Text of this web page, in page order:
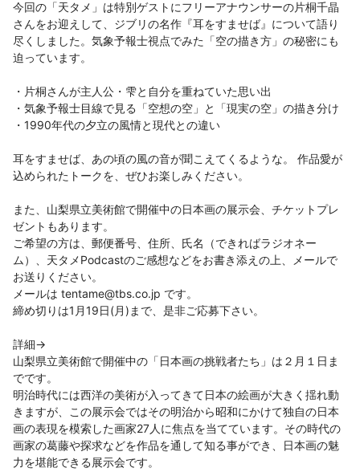
今回の「天タメ」は特別ゲストにフリーアナウンサーの片桐千晶
さんをお迎えして、ジブリの名作『耳をすませば』について語り
尽くしました。気象予報士視点でみた「空の描き方」の秘密にも
迫っています。
・片桐さんが主人公・雫と自分を重ねていた思い出
・気象予報士目線で見る「空想の空」と「現実の空」の描き分け
・1990年代の夕立の風情と現代との違い
耳をすませば、あの頃の風の音が聞こえてくるような。 作品愛が
また、山梨県立美術館で開催中の日本画の展示会、チケットプレ
ゼントもあります。
ご希望の方は、郵便番号、住所、氏名（できればラジオネー
ム）、天タメPodcastのご感想などをお書き添えの上、メールで
お送りください。
メールは tentame@tbs.co.jp です。
締め切りは1月19日(月)まで、是非ご応募下さい。
詳細→
山梨県立美術館で開催中の「日本画の挑戦者たち」は２月１日ま
でです。
明治時代には西洋の美術が入ってきて日本の絵画が大きく揺れ動
きますが、この展示会ではその明治から昭和にかけて独自の日本
画の表現を模索した画家27人に焦点を当てています。その時代の
画家の葛藤や探求などを作品を通して知る事ができ、日本画の魅
力を堪能できる展示会です。